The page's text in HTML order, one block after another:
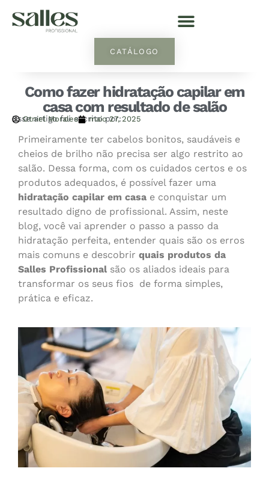
CATÁLOGO
Como fazer hidratação capilar em
casa com resultado de salão
Esse artigo foi escrito por:
Otniel Morales maio 27, 2025
Primeiramente ter cabelos bonitos, saudáveis e
cheios de brilho não precisa ser algo restrito ao
salão. Dessa forma, com os cuidados certos e os
produtos adequados, é possível fazer uma
hidratação capilar em casa e conquistar um
resultado digno de profissional. Assim, neste
blog, você vai aprender o passo a passo da
hidratação perfeita, entender quais são os erros
mais comuns e descobrir quais produtos da
Salles Profissional são os aliados ideais para
transformar os seus fios de forma simples,
prática e eficaz.